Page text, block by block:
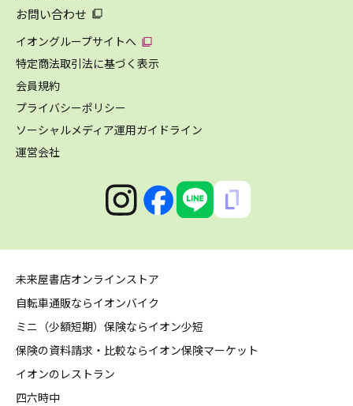
お問い合わせ
イオングループサイトへ
特定商法取引法に基づく表示
会員規約
プライバシーポリシー
ソーシャルメディア運用ガイドライン
運営会社
未来屋書店オンラインストア
自転車通販ならイオンバイク
ミニ（少額短期）保険ならイオン少短
保険の資料請求・比較ならイオン保険マーケット
イオンのレストラン
四六時中